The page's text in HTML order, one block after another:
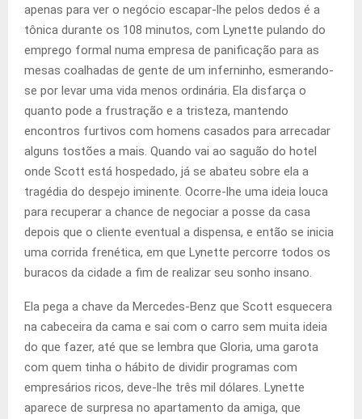
apenas para ver o negócio escapar-lhe pelos dedos é a
tônica durante os 108 minutos, com Lynette pulando do
emprego formal numa empresa de panificação para as
mesas coalhadas de gente de um inferninho, esmerando-
se por levar uma vida menos ordinária. Ela disfarça o
quanto pode a frustração e a tristeza, mantendo
encontros furtivos com homens casados para arrecadar
alguns tostões a mais. Quando vai ao saguão do hotel
onde Scott está hospedado, já se abateu sobre ela a
tragédia do despejo iminente. Ocorre-lhe uma ideia louca
para recuperar a chance de negociar a posse da casa
depois que o cliente eventual a dispensa, e então se inicia
uma corrida frenética, em que Lynette percorre todos os
buracos da cidade a fim de realizar seu sonho insano.
Ela pega a chave da Mercedes-Benz que Scott esquecera
na cabeceira da cama e sai com o carro sem muita ideia
do que fazer, até que se lembra que Gloria, uma garota
com quem tinha o hábito de dividir programas com
empresários ricos, deve-lhe três mil dólares. Lynette
aparece de surpresa no apartamento da amiga, que